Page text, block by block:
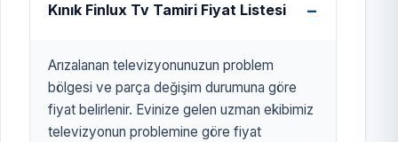
Kınık Finlux Tv Tamiri Fiyat Listesi
Arızalanan televizyonunuzun problem
bölgesi ve parça değişim durumuna göre
fiyat belirlenir. Evinize gelen uzman ekibimiz
televizyonun problemine göre fiyat